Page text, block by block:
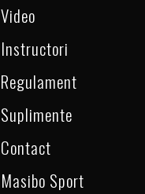
Video
Instructori
Regulament
Suplimente
Contact
Masibo Sport